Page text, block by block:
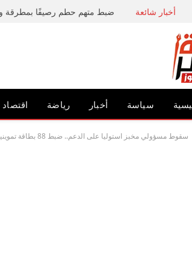
أخبار شائعة
سياسة أخبار رياضة اقتصاد
سقوط مسؤولي مخبز استوليا على الدعم.. ضبط 88 بطاقة تموينية وماكينتي صرف بالقاهرة